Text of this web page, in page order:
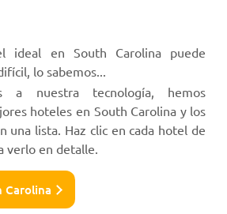
ideal en South Carolina puede
lo sabemos...
a nuestra tecnología, hemos
hoteles en South Carolina y los
una lista. Haz clic en cada hotel de
verlo en detalle.
Carolina